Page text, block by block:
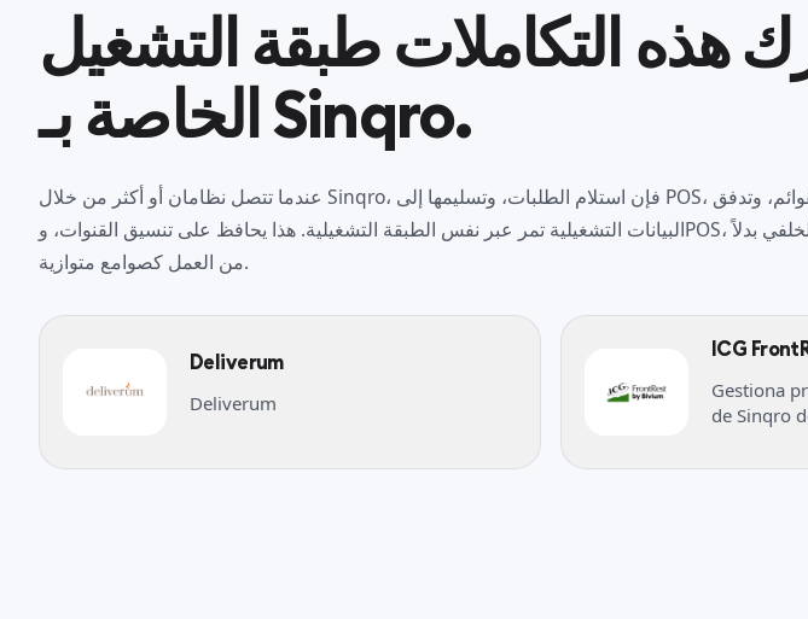
هذه التكاملات طبقة التشغيل
الخاصة بـ Sinqro.
عندما تتصل نظامان أو أكثر من خلال Sinqro، فإن استلام الطلبات، وتسليمها إلى POS، ومزامنة القوائم، وتدفق
البيانات التشغيلية تمر عبر نفس الطبقة التشغيلية. هذا يحافظ على تنسيق القنوات، وPOS، وأدوات المكتب الخلفي بدلاً
من العمل كصوامع متوازية.
Deliverum
Deliverum
ICG
Gestiona
de Sinqro